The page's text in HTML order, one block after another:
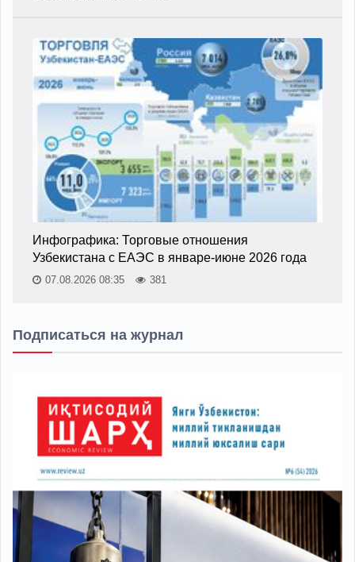
Инфографика: Торговые отношения
Узбекистана с ЕАЭС в январе-июне 2026 года
07.08.2026 08:35 381
Подписаться на журнал